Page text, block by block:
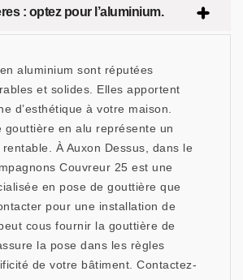
: optez pour l’aluminium.
aluminium sont réputées
et solides. Elles apportent
d’esthétique à votre maison.
gouttière en alu représente un
À Auxon Dessus, dans le
Couvreur 25 est une
en pose de gouttière que
pour une installation de
cous fournir la gouttière de
la pose dans les règles
de votre bâtiment. Contactez-